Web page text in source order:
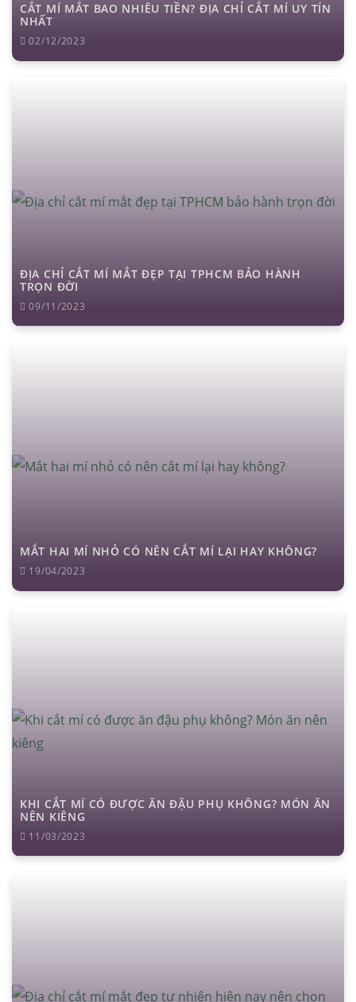
CẮT MÍ MẮT BAO NHIÊU TIỀN? ĐỊA CHỈ CẮT MÍ UY TÍN
NHẤT
02/12/2023
ĐỊA CHỈ CẮT MÍ MẮT ĐẸP TẠI TPHCM BẢO HÀNH
TRỌN ĐỜI
09/11/2023
MẮT HAI MÍ NHỎ CÓ NÊN CẮT MÍ LẠI HAY KHÔNG?
19/04/2023
KHI CẮT MÍ CÓ ĐƯỢC ĂN ĐẬU PHỤ KHÔNG? MÓN ĂN
NÊN KIÊNG
11/03/2023